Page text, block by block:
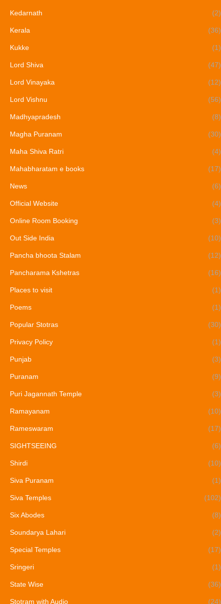
Kedarnath (2)
Kerala (36)
Kukke (1)
Lord Shiva (47)
Lord Vinayaka (12)
Lord Vishnu (56)
Madhyapradesh (8)
Magha Puranam (30)
Maha Shiva Ratri (4)
Mahabharatam e books (17)
News (6)
Official Website (4)
Online Room Booking (3)
Out Side India (10)
Pancha bhoota Stalam (12)
Pancharama Kshetras (16)
Places to visit (1)
Poems (1)
Popular Stotras (30)
Privacy Policy (1)
Punjab (3)
Puranam (9)
Puri Jagannath Temple (3)
Ramayanam (10)
Rameswaram (17)
SIGHTSEEING (6)
Shirdi (10)
Siva Puranam (1)
Siva Temples (102)
Six Abodes (8)
Soundarya Lahari (2)
Special Temples (17)
Sringeri (1)
State Wise (36)
Stotram with Audio (24)